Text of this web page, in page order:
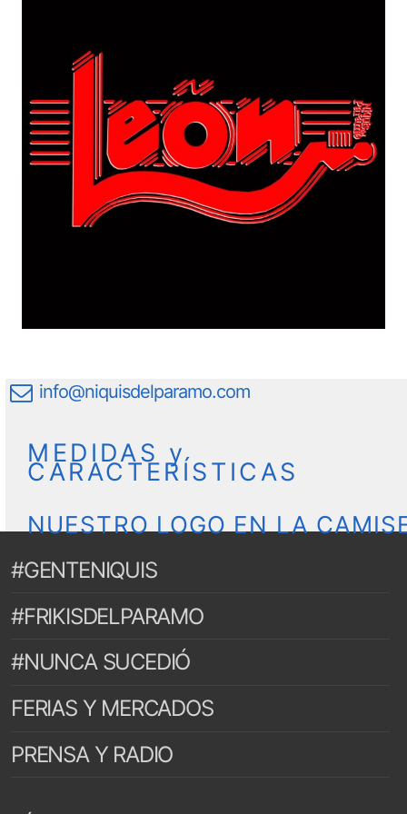
info@niquisdelparamo.com
MEDIDAS y
CARACTERÍSTICAS
NUESTRO LOGO EN LA
#GENTENIQUIS
#FRIKISDELPARAMO
#NUNCA SUCEDIÓ
FERIAS Y MERCADOS
PRENSA Y RADIO